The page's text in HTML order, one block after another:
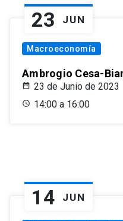
23 JUN
Macroeconomía
Ambrogio Cesa-
23 de Junio de 2023
14:00 a 16:00
14 JUN